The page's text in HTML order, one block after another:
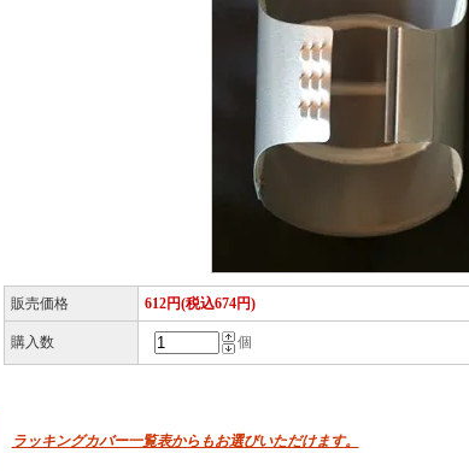
販売価格 612円(税込674円)
購入数 個
ラッキングカバー一覧表からもお選びいただけます。